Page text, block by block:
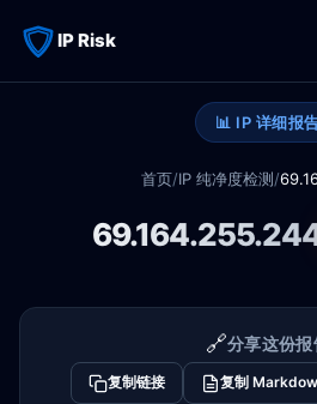
IP Risk
📊 IP 详细报
首页/IP 纯净度检测/
🔗分享这份报
复制链接 复制